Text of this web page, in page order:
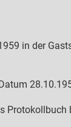
in der